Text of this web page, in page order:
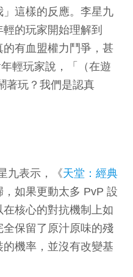
這樣的反應。李星九
的玩家開始理解到
的有血盟權力鬥爭，甚
輕玩家說，「（在遊
著玩？我們是認真
九表示，《天堂：經典
如果更動太多 PvP 設
核心的對抗機制上如
保留了原汁原味的殘
機率，並沒有改變基